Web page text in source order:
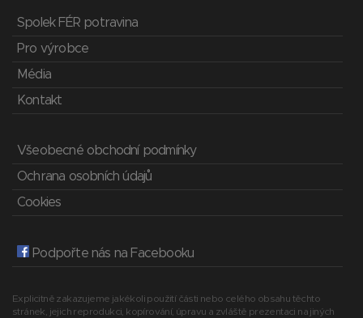
Spolek FÉR potravina
Pro výrobce
Média
Kontakt
Všeobecné obchodní podmínky
Ochrana osobních údajů
Cookies
Podpořte nás na Facebooku
Explicitně zakazujeme jakékoli použití části nebo celého obsahu těchto
stránek, jejich reprodukci, kopírování, úpravu a zvláště prezentaci na jiných